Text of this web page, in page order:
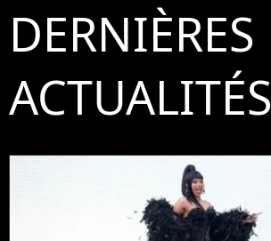
DERNIÈRES
ACTUALITÉS